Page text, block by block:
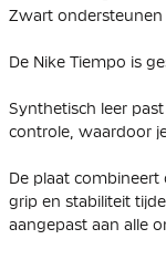
Zwart ondersteunen
De Nike Tiempo is
Synthetisch leer
controle, waardoor
De plaat
grip en stabiliteit
aangepast aan alle